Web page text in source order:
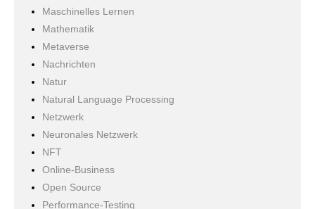
Maschinelles Lernen
Mathematik
Metaverse
Nachrichten
Natur
Natural Language Processing
Netzwerk
Neuronales Netzwerk
NFT
Online-Business
Open Source
Performance-Testing